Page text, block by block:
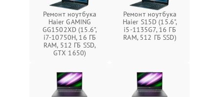
Ремонт ноутбука
Haier GAMING
GG1502XD (15.6",
i7-10750H, 16 ГБ
RAM, 512 ГБ SSD,
GTX 1650)
Ремонт ноутбука
Haier S15D (15.6",
i5-1135G7, 16 ГБ
RAM, 512 ГБ SSD)